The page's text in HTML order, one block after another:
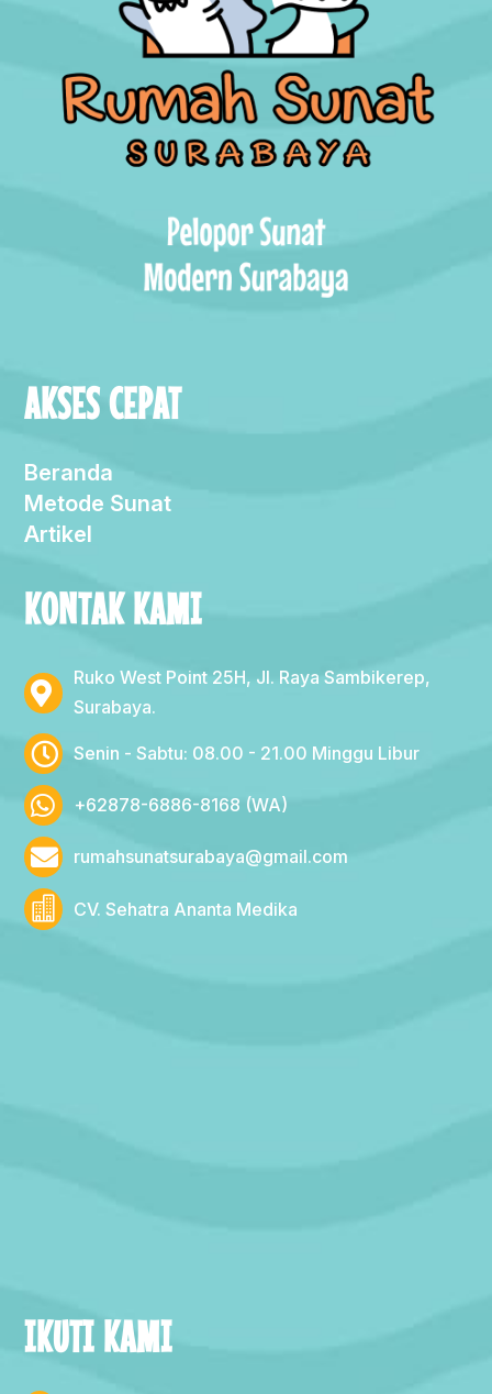
AKSES CEPAT
Beranda
Metode Sunat
Artikel
KONTAK KAMI
Ruko West Point 25H, Jl. Raya Sambikerep,
Surabaya.
Senin - Sabtu: 08.00 - 21.00 Minggu Libur
+62878-6886-8168 (WA)
rumahsunatsurabaya@gmail.com
CV. Sehatra Ananta Medika
IKUTI KAMI